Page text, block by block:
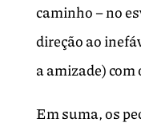
caminho – no
direção ao
a amizade) com
Em suma, os